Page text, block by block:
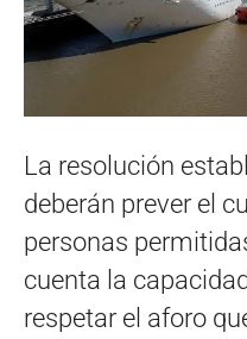
La resolución
deberán prever el
personas
cuenta la
respetar el aforo